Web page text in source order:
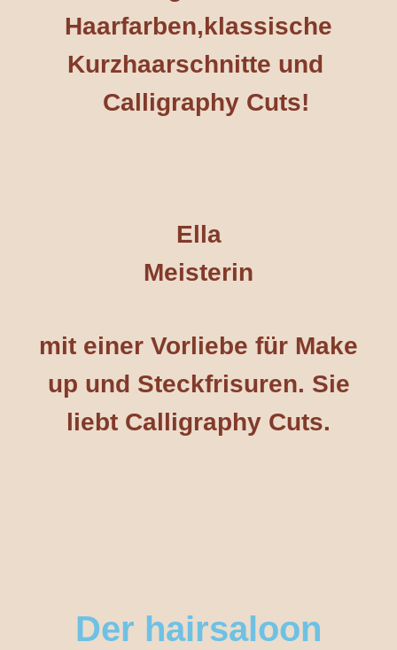
Haarfarben, klassische
Kurzhaarschnitte und
Calligraphy Cuts!
Ella
Meisterin
mit einer Vorliebe für Make
up und Steckfrisuren. Sie
liebt Calligraphy Cuts.
Der hairsaloon